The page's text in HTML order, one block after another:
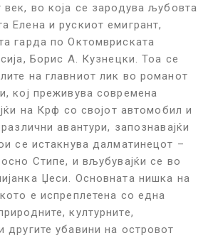
век, во која се зародува љубовта
Елена и рускиот емигрант,
гарда по Октомвриската
Борис А. Кузнецки. Тоа се
на главниот лик во романот
кој преживува современа
на Крф со својот автомобил и
авантури, запознавајќи
се истакнува далматинецот –
Стипе, и вљубувајќи се во
Џеси. Основната нишка на
е испреплетена со една
културните,
другите убавини на островот